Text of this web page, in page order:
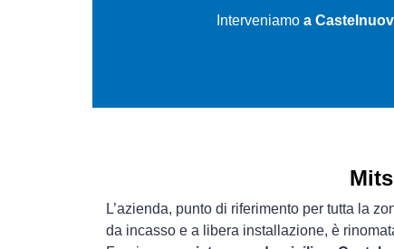
Interveniamo a
L’azienda, punto di riferimento per tutta la
da incasso e a libera installazione, è